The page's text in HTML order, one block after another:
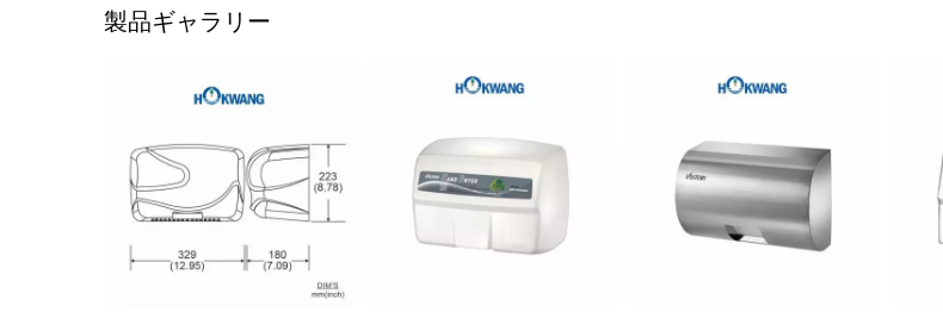
製品ギャラリー
EcoHygiene高速ハンドドライ